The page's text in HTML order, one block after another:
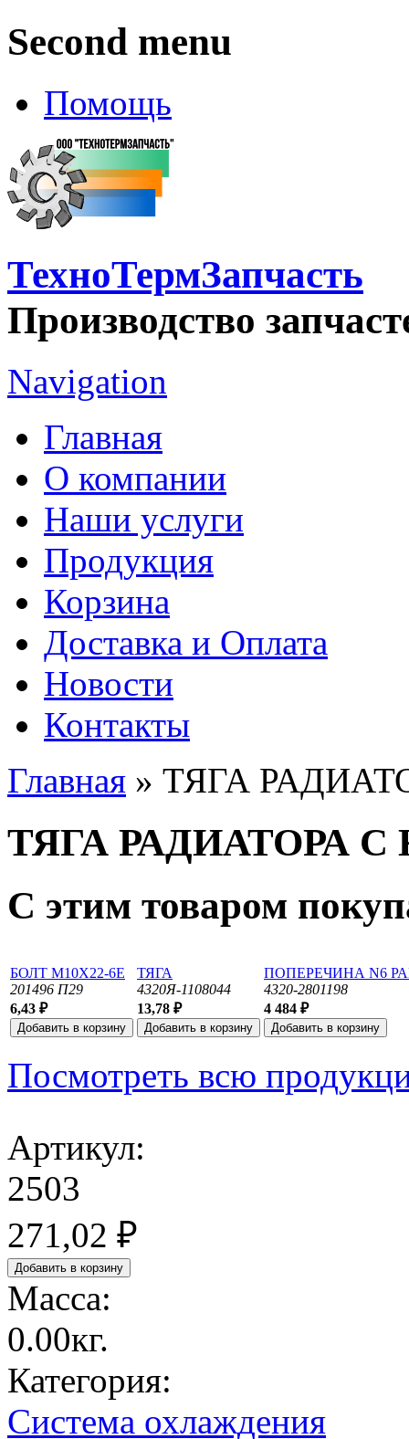
Second menu
Помощь
ТехноТермЗапчасть
Производство
Navigation
Главная
О компании
Наши услуги
Продукция
Корзина
Доставка и Оплата
Новости
Контакты
Вы здесь
Главная » ТЯГА
ТЯГА РАДИАТОРА
С этим товаром
БОЛТ М10Х22-6Е
201496 П29
6,43 ₽
ТЯГА
4320Я-1108044
13,78 ₽
ПОПЕРЕЧИНА N6
4320-2801198
4 484 ₽
Посмотреть всю
Артикул:
2503
271,02 ₽
Масса:
0.00кг.
Категория:
Система охлаждения